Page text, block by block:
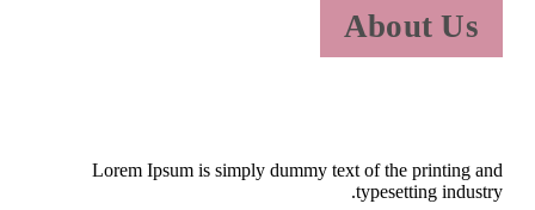
About Us
Lorem Ipsum is simply dummy text of the printing and
typesetting industry.